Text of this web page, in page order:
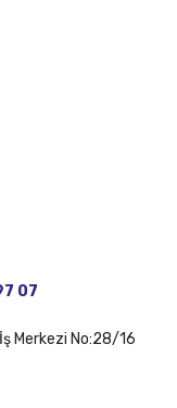
07
Merkezi No:28/16